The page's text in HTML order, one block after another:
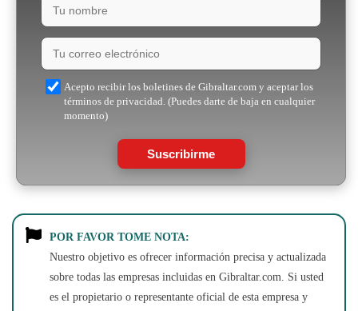
Acepto recibir los boletines de Gibraltar.com y aceptar los
términos de privacidad. (Puedes darte de baja en cualquier
momento)
Suscribirme
POR FAVOR TOME NOTA:
Nuestro objetivo es ofrecer información precisa y actualizada
sobre todas las empresas incluidas en Gibraltar.com. Si usted
es el propietario o representante oficial de esta empresa y